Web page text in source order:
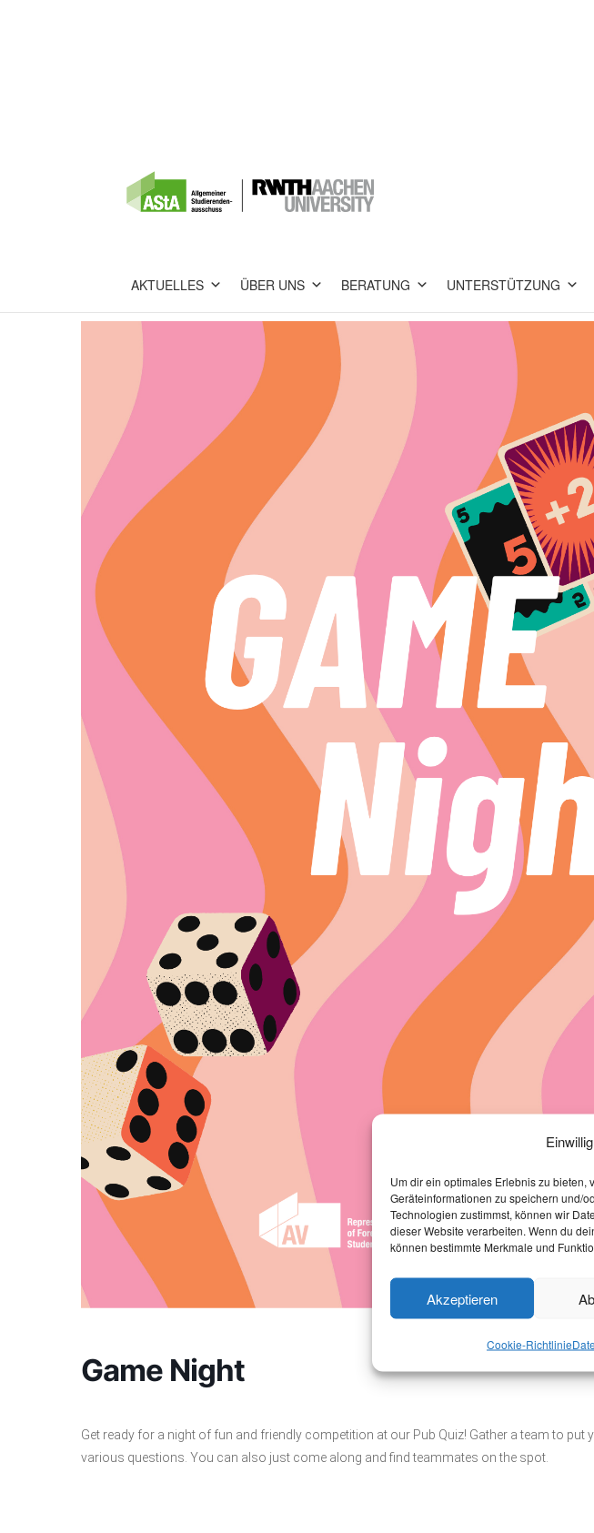
Um dir ein optimales Erlebnis zu
Geräteinformationen zu speichern und/
Technologien zustimmst, können wir
dieser Website verarbeiten. Wenn du
können bestimmte Merkmale und
Akzeptieren
Cookie-Richtlinie
AKTUELLES ÜBER UNS BERATUNG UNTERSTÜTZUNG
Game Night
Get ready for a night of fun and friendly competition at our Pub Quiz! Gather a team to put
various questions. You can also just come along and find teammates on the spot.